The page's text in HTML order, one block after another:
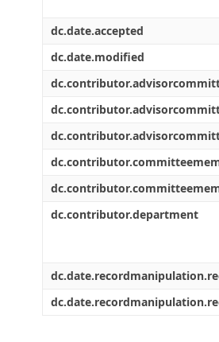
dc.date.accepted
dc.date.modified
dc.contributor.department